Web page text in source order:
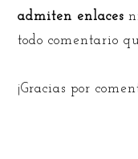
admiten enlaces
todo comentario
¡Gracias por